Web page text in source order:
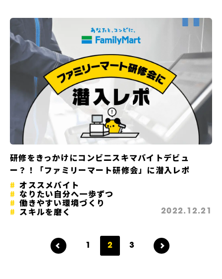
研修をきっかけにコンビ二スキマバイトデビュ
ー？！「ファミリーマート研修会」に潜入レポ
オススメバイト
なりたい自分へ一歩ずつ
働きやすい環境づくり
スキルを磨く 2022.12.21
1 2 3